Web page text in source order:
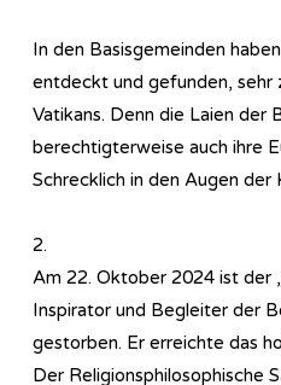
In den Basisgemeinden
entdeckt und gefunden, sehr
Vatikans. Denn die Laien der
berechtigterweise auch ihre
Schrecklich in den Augen der
2.
Am 22. Oktober 2024 ist der
Inspirator und Begleiter der
gestorben. Er erreichte das
Der Religionsphilosophische